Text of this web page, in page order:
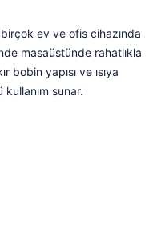
ev ve ofis cihazında
masaüstünde rahatlıkla
bobin yapısı ve ısıya
kullanım sunar.